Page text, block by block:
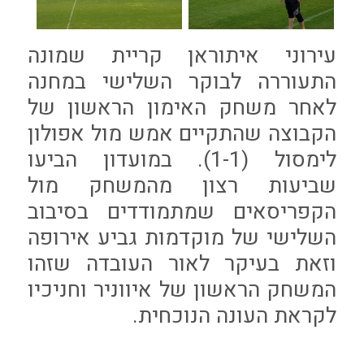
עירוני איתוראן קריית שמונה
התעוררה לבוקר השלישי במחנה
לאחר משחק האימון הראשון של
הקבוצה שהתקיים אמש מול אפולון
לימסול (1-1). במועדון הביעו
שביעות רצון מהמשחק מול
הקפריסאים שמתמודדים בסיבוב
השלישי של מוקדמות גביע אירופה
וזאת בעיקר לאור העובדה שזהו
המשחק הראשון של איווניר וחניכיו
לקראת העונה הנוכחית.